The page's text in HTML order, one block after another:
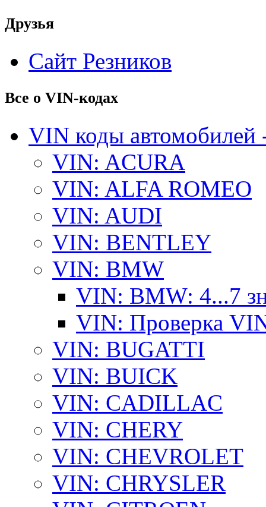
Друзья
Сайт Резников
Все о VIN-кодах
VIN коды автомобилей
VIN: ACURA
VIN: ALFA ROMEO
VIN: AUDI
VIN: BENTLEY
VIN: BMW
VIN: BMW: 4...7
VIN: Проверка
VIN: BUGATTI
VIN: BUICK
VIN: CADILLAC
VIN: CHERY
VIN: CHEVROLET
VIN: CHRYSLER